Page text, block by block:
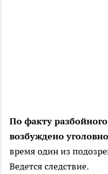
По факту
возбуждено
время один из
Ведется следствие.